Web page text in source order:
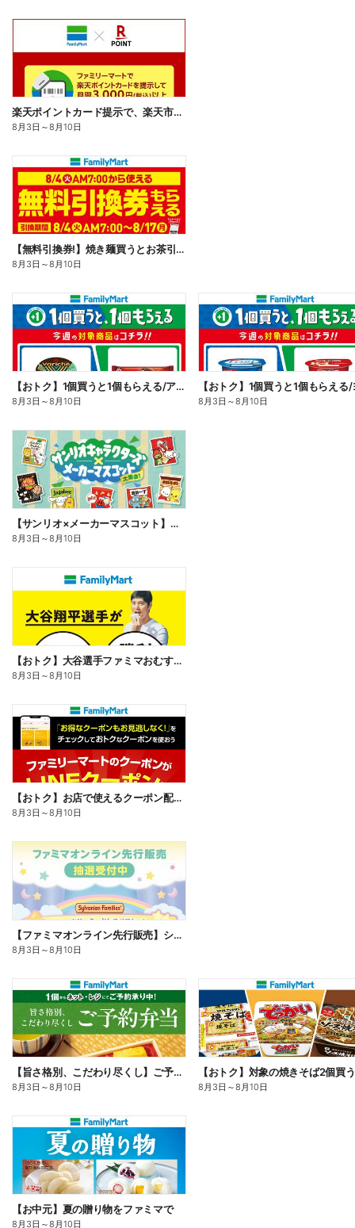
楽天ポイントカード提示で、楽天市場でのお買い物がおトクに!
8月3日 ～8月10日
【無料引換券!】焼き麺買うとお茶引換券貰える!
8月3日 ～8月10日
【おトク】1個買うと1個もらえる/アイス
8月3日 ～8月10日 8月3日 ～8月10日
【サンリオ×メーカーマスコット】オリジナルグッズ貰える!
8月3日 ～8月10日
【おトク】大谷選手ファミマおむすび割
8月3日 ～8月10日
【おトク】お店で使えるクーポン配信中
8月3日 ～8月10日
【ファミマオンライン先行販売】シルバニアファミリー
8月3日 ～8月10日
【旨さ格別、こだわり尽くし】ご予約弁当
8月3日 ～8月10日 8月3日 ～8月10日
【お中元】夏の贈り物をファミマで
8月3日 ～8月10日